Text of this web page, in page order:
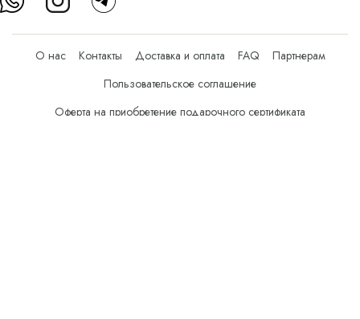
О нас Контакты Доставка и оплата FAQ
Партнерам
Пользовательское соглашение
Оферта на приобретение подарочного сертификата